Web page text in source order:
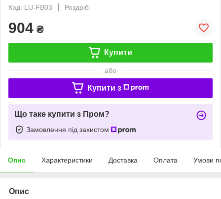
Код: LU-FB03
Роздріб
904 ₴
Купити
або
Купити з
Що таке купити з Пром?
Замовлення під захистом
Опис Характеристики Доставка Оплата Умови
Опис